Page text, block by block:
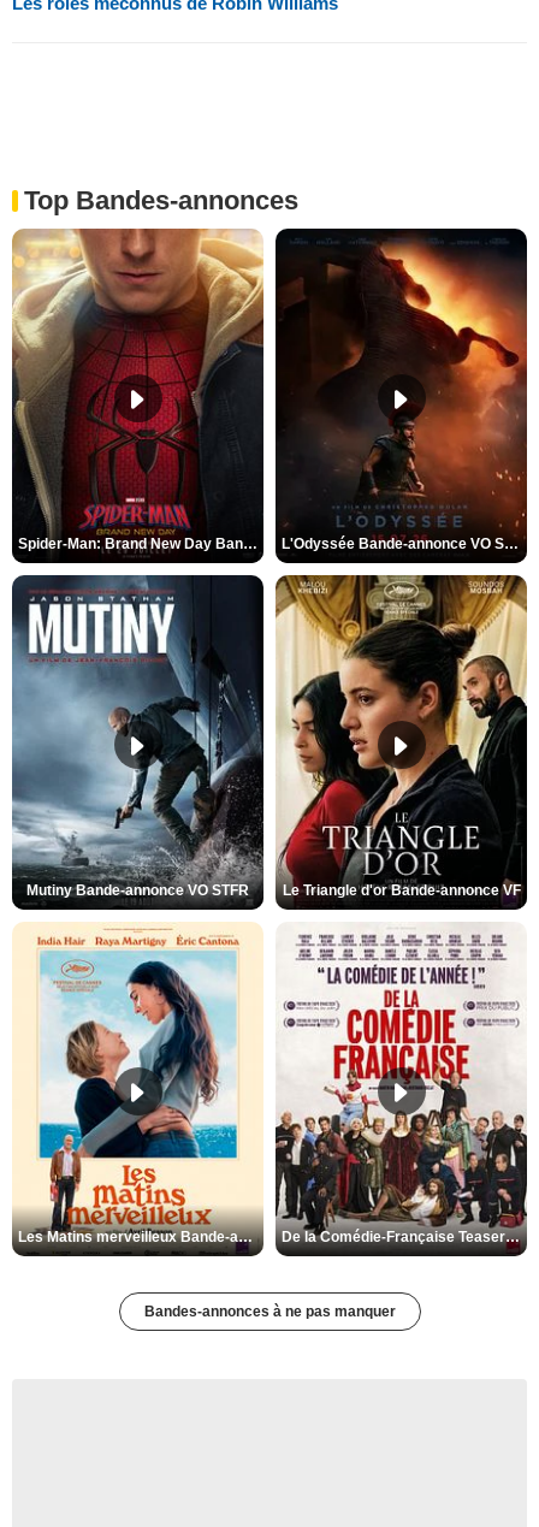
Top Bandes-annonces
Spider-Man: Brand New Day Bande-annonce VO STFR L'Odyssée Bande-annonce VO STFR
Mutiny Bande-annonce VO STFR Le Triangle d'or Bande-annonce VF
Les Matins merveilleux Bande-annonce VF De la Comédie-Française Teaser VF
Bandes-annonces à ne pas manquer